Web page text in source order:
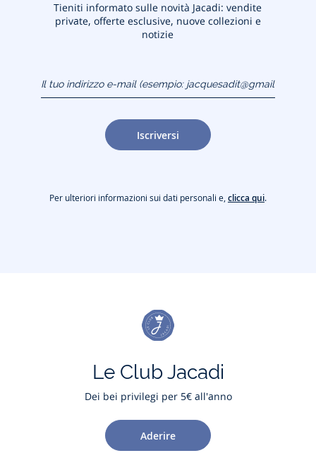
Tieniti informato sulle novità Jacadi: vendite
private, offerte esclusive, nuove collezioni e
notizie
(esempio:
jacquesadit@gmail.com)
Iscriversi
Per ulteriori informazioni sui dati personali e,clicca qui.
Le Club Jacadi
Dei bei privilegi per 5€ all'anno
Aderire